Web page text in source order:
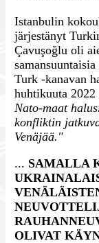
Istanbulin
järjestänyt
Çavuşoğlu oli
Turk -kanavan
huhtikuuta 2022
Nato-maat
konfliktin
Venäjää."
... SAMALLA
OLIVAT